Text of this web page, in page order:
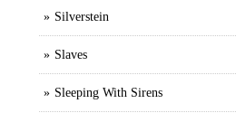
Silverstein
Slaves
Sleeping With Sirens